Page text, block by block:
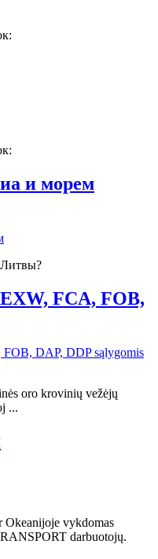
и морем
Литвы?
FCA, FOB,
oro krovinių vežėjų
...
Okeanijoje vykdomas
darbuotojų.